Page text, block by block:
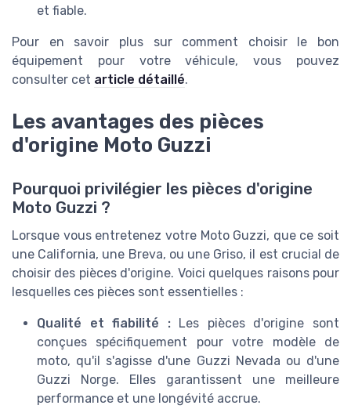
et fiable.
Pour en savoir plus sur comment choisir le bon
équipement pour votre véhicule, vous pouvez
consulter cet article détaillé.
Les avantages des pièces
d'origine Moto Guzzi
Pourquoi privilégier les pièces d'origine
Moto Guzzi ?
Lorsque vous entretenez votre Moto Guzzi, que ce soit
une California, une Breva, ou une Griso, il est crucial de
choisir des pièces d'origine. Voici quelques raisons pour
lesquelles ces pièces sont essentielles :
Qualité et fiabilité :Les pièces d'origine sont
conçues spécifiquement pour votre modèle de
moto, qu'il s'agisse d'une Guzzi Nevada ou d'une
Guzzi Norge. Elles garantissent une meilleure
performance et une longévité accrue.